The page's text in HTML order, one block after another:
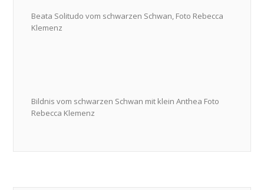
Beata Solitudo vom schwarzen Schwan, Foto Rebecca
Klemenz
Bildnis vom schwarzen Schwan mit klein Anthea Foto
Rebecca Klemenz